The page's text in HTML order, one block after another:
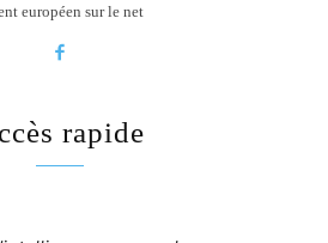
européen sur le net
rapide